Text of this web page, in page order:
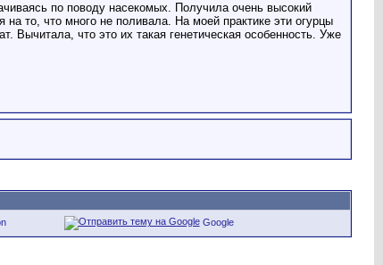
по поводу насекомых. Получила очень высокий
то, что много не поливала. На моей практике эти огурцы
что это их такая генетическая особенность. Уже
Google